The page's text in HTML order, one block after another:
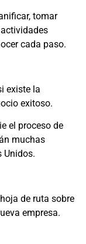
tomar
cada paso.
existe la
exitoso.
el proceso de
muchas
Unidos.
de ruta sobre
empresa.